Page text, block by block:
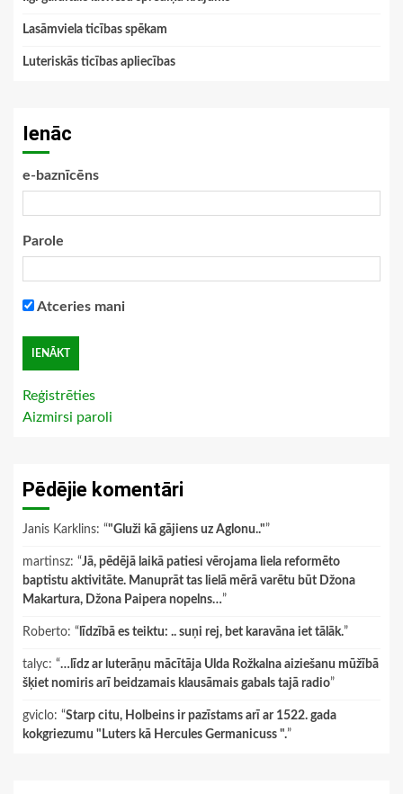
Lasāmviela ticības spēkam
Luteriskās ticības apliecības
Ienāc
e-baznīcēns
Parole
Atceries mani
Reģistrēties
Aizmirsi paroli
Pēdējie komentāri
Janis Karklins: “"Gluži kā gājiens uz Aglonu.."”
martinsz: “Jā, pēdējā laikā patiesi vērojama liela reformēto
baptistu aktivitāte. Manuprāt tas lielā mērā varētu būt Džona
Makartura, Džona Paipera nopelns…”
Roberto: “ līdzībā es teiktu: .. suņi rej, bet karavāna iet tālāk.”
talyc: “…līdz ar luterāņu mācītāja Ulda Rožkalna aiziešanu mūžībā
šķiet nomiris arī beidzamais klausāmais gabals tajā radio”
gviclo: “Starp citu, Holbeins ir pazīstams arī ar 1522. gada
kokgriezumu "Luters kā Hercules Germanicuss ".”